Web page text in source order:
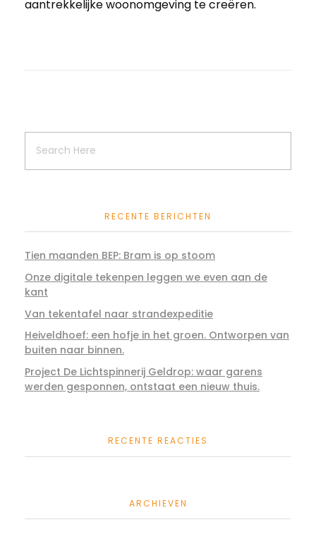
aantrekkelijke woonomgeving te creëren.
RECENTE BERICHTEN
Tien maanden BEP: Bram is op stoom
Onze digitale tekenpen leggen we even aan de
kant
Van tekentafel naar strandexpeditie
Heiveldhoef: een hofje in het groen. Ontworpen van
buiten naar binnen.
Project De Lichtspinnerij Geldrop: waar garens
werden gesponnen, ontstaat een nieuw thuis.
RECENTE REACTIES
ARCHIEVEN